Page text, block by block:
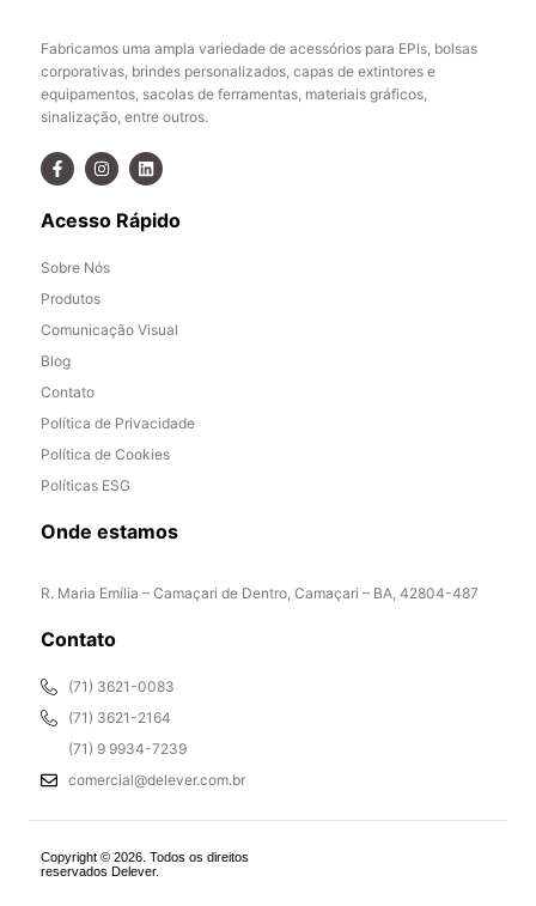
Fabricamos uma ampla variedade de acessórios para EPIs, bolsas
corporativas, brindes personalizados, capas de extintores e
equipamentos, sacolas de ferramentas, materiais gráficos,
sinalização, entre outros.
Acesso Rápido
Sobre Nós
Produtos
Comunicação Visual
Blog
Contato
Política de Privacidade
Política de Cookies
Políticas ESG
Onde estamos
R. Maria Emília – Camaçari de Dentro, Camaçari – BA, 42804-487
Contato
(71) 3621-0083
(71) 3621-2164
(71) 9 9934-7239
comercial@delever.com.br
Copyright © 2026. Todos os direitos
reservados Delever.